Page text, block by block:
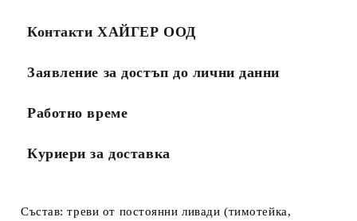
Контакти ХАЙГЕР ООД
Заявление за достъп до лични данни
Работно време
Куриери за доставка
Състав: треви от постоянни ливади (тимотейка,